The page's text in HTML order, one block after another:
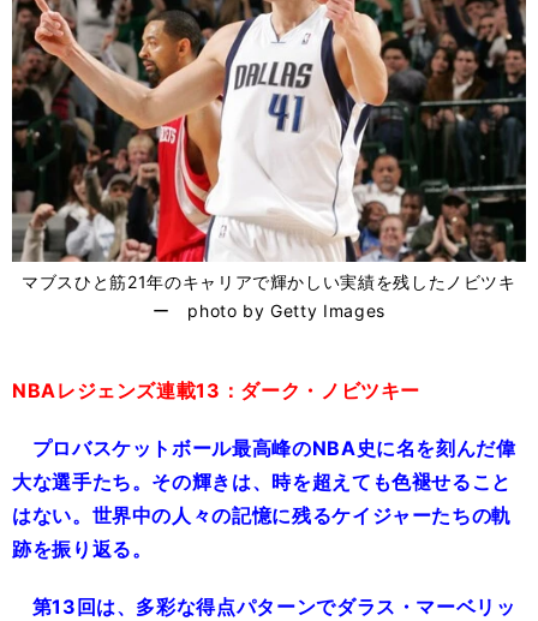
マブスひと筋21年のキャリアで輝かしい実績を残したノビツキ
ー photo by Getty Images
NBAレジェンズ連載13：ダーク・ノビツキー
プロバスケットボール最高峰のNBA史に名を刻んだ偉
大な選手たち。その輝きは、時を超えても色褪せること
はない。世界中の人々の記憶に残るケイジャーたちの軌
跡を振り返る。
第13回は、多彩な得点パターンでダラス・マーベリッ